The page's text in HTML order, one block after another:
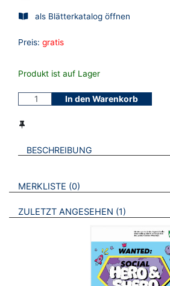
als Blätterkatalog öffnen
Preis: gratis
Produkt ist auf Lager
In den Warenkorb
BESCHREIBUNG
VERWEISE AUF VERMERKTE- ODER
MERKLISTE 0 BROSCHÜREN
ZULETZT ANGESEHEN 1